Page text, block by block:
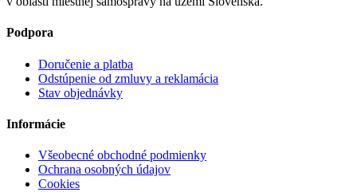
Podpora
Doručenie a platba
Odstúpenie od zmluvy a reklamácia
Stav objednávky
Informácie
Všeobecné obchodné podmienky
Ochrana osobných údajov
Cookies